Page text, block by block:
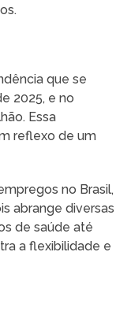
que se
2025, e no
Essa
reflexo de um
no Brasil,
abrange diversas
de saúde até
a flexibilidade e